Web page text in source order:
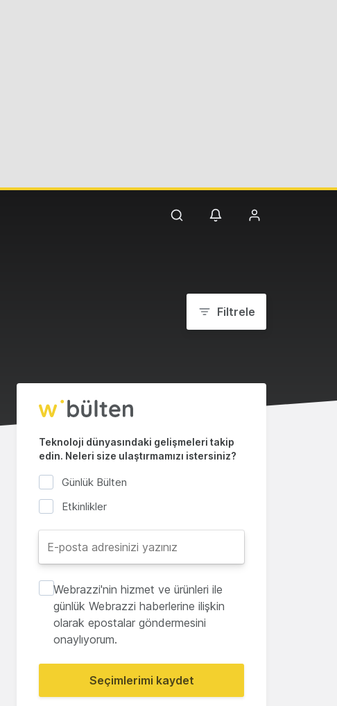
Filtrele
Teknoloji dünyasındaki gelişmeleri takip
edin. Neleri size ulaştırmamızı istersiniz?
Günlük Bülten
Etkinlikler
Webrazzi'nin hizmet ve ürünleri ile
günlük Webrazzi haberlerine ilişkin
olarak epostalar göndermesini
onaylıyorum.
Seçimlerimi kaydet